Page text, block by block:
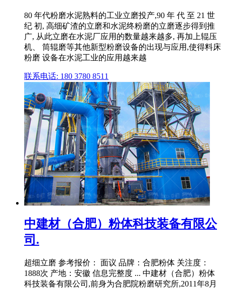
80 年代粉磨水泥熟料的工业立磨投产,90 年 代 至 21 世
纪 初, 高细矿渣的立磨和水泥终粉磨的立磨逐步得到推
广, 从此立磨在水泥厂应用的数量越来越多, 再加上辊压
机、 筒辊磨等其他新型粉磨设备的出现与应用,使得料床
粉磨 设备在水泥工业的应用越来越
联系电话: 180 3780 8511
中建材（合肥）粉体科技装备有限公
司.
超细立磨 参考报价： 面议 品牌：合肥粉体 关注度：
1888次 产地：安徽 信息完整度 ... 中建材（合肥）粉体
科技装备有限公司,前身为合肥院粉磨研究所,2011年8月